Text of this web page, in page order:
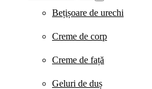
Bețișoare de urechi
Creme de corp
Creme de față
Geluri de duș